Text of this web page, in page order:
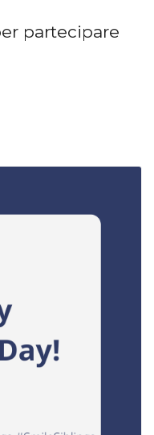
partecipare